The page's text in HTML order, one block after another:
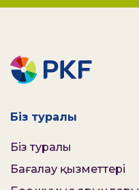
Біз туралы
Біз туралы
Бағалау қызметтері